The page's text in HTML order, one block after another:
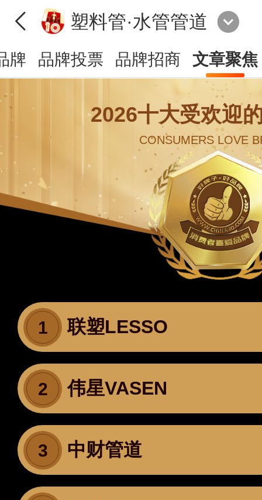
塑料管·水管管道
牌 品牌投票 品牌招商 文章聚焦
2026十大受欢迎
CONSUMERS LOVE
1 联塑LESSO
2 伟星VASEN
3 中财管道